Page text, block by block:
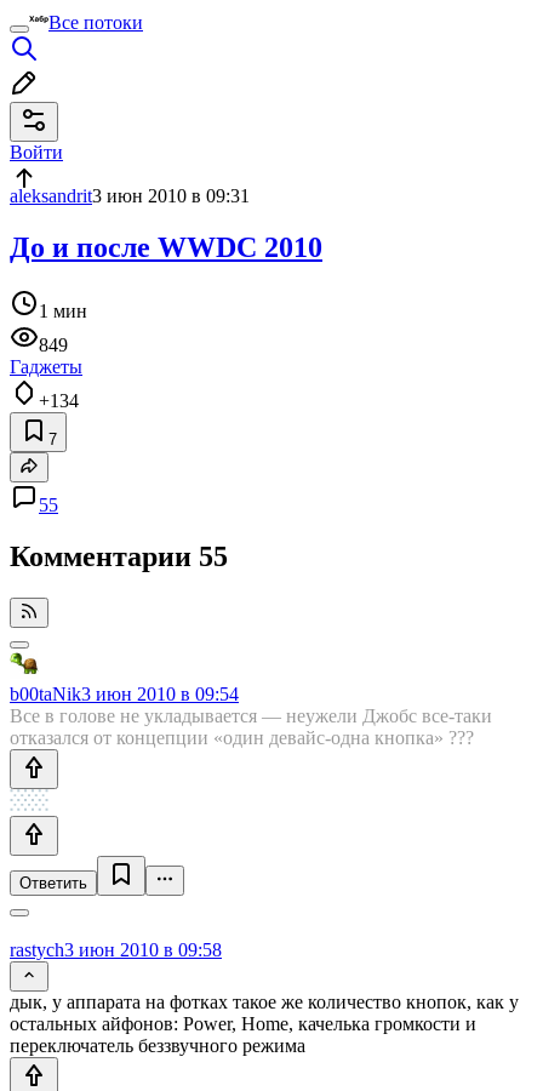
Все потоки
Войти
aleksandrit3 июн 2010 в 09:31
До и после WWDC 2010
1 мин
849
Гаджеты
+134
7
55
Комментарии 55
b00taNik3 июн 2010 в 09:54
Все в голове не укладывается — неужели Джобс все-таки
отказался от концепции «один девайс-одна кнопка» ???
Ответить
rastych3 июн 2010 в 09:58
дык, у аппарата на фотках такое же количество кнопок, как у
остальных айфонов: Power, Home, качелька громкости и
переключатель беззвучного режима